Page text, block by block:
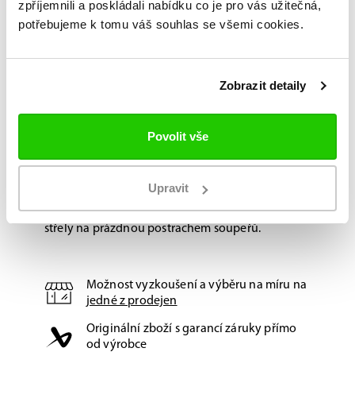
zpříjemnili a poskládali nabídku co je pro vás užitečná,
potřebujeme k tomu váš souhlas se všemi cookies.
Zobrazit detaily
Povolit vše
Upravit
Elite Feel:Pocit z hokejky, který vás donutí
útočníky pasem přes dvě pásma a udržet
momentum hry na své straně. Navíc - se
zahnutím čepele P28budou přihrávky nebo
střely na prázdnou postrachem soupeřů.
Možnost vyzkoušení a výběru na míru na
jedné z prodejen
Originální zboží s garancí záruky přímo
od výrobce